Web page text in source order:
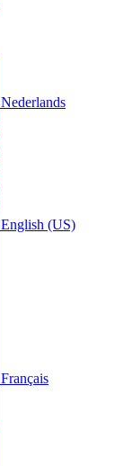
Nederlands
English (US)
Français